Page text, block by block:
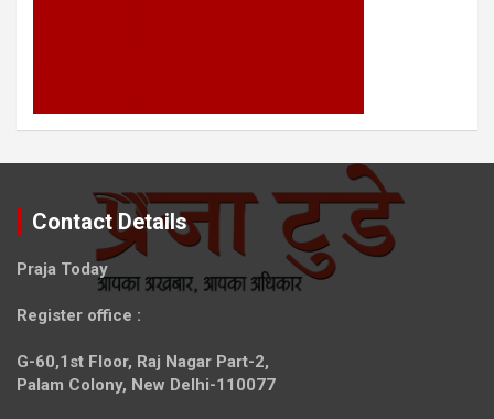
Contact Details
Praja Today
Register office :
G-60,1st Floor, Raj Nagar Part-2,
Palam Colony, New Delhi-110077